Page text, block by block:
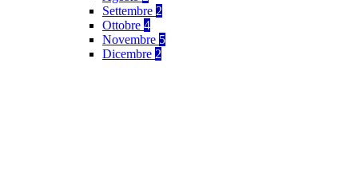
Settembre 2
Ottobre 4
Novembre 5
Dicembre 2